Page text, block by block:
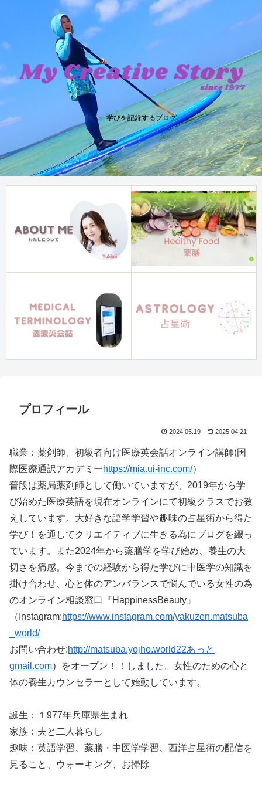
学びを記録するブログ
プロフィール
2024.05.19 2025.04.21
職業：薬剤師、初級者向け医療英会話オンライン講師(国
際医療通訳アカデミーhttps://mia.ui-inc.com/）
普段は薬局薬剤師として働いていますが、2019年から学
び始めた医療英語を現在オンラインにて初級クラスでお教
えしています。大好きな語学学習や趣味の占星術から得た
学び！を通してクリエイティブに生きる為にブログを綴っ
ています。また2024年から薬膳学を学び始め、養生の大
切さを痛感。今までの経験から得た学びに中医学の知識を
掛け合わせ、心と体のアンバランスで悩んでいる女性の為
のオンライン相談窓口『HappinessBeauty』
（Instagram:https://www.instagram.com/yakuzen.matsuba
_world/
お問い合わせ:http://matsuba.yojho.world22あっと
gmail.com）をオープン！！しました。女性のための心と
体の養生カウンセラーとして始動しています。
誕生：１977年兵庫県生まれ
家族：夫と二人暮らし
趣味：英語学習、薬膳・中医学学習、西洋占星術の配信を
見ること、ウォーキング、お掃除